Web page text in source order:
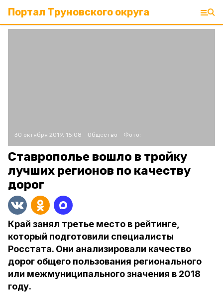
Портал Труновского округа
30 октября 2019, 15:08 Общество Фото:
Ставрополье вошло в тройку
лучших регионов по качеству
дорог
Край занял третье место в рейтинге,
который подготовили специалисты
Росстата. Они анализировали качество
дорог общего пользования регионального
или межмуниципального значения в 2018
году.